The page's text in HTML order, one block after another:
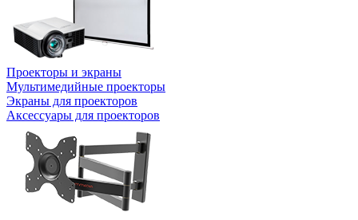
Проекторы и экраны
Мультимедийные проекторы
Экраны для проекторов
Аксессуары для проекторов